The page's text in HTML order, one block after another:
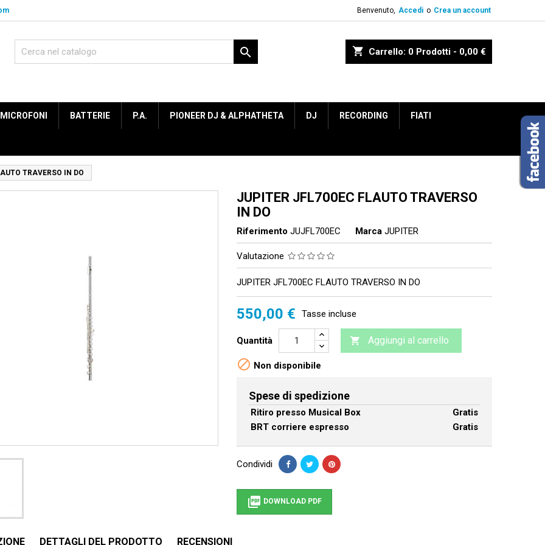
Benvenuto, Accedi o Crea un account
shopping_cart Carrello: 0 Prodotti - 0,00 €

MICROFONI BATTERIE P.A. PIONEER DJ & ALPHATHETA DJ RECORDING FIATI
TRAVERSO IN DO
JUPITER JFL700EC FLAUTO TRAVERSO
IN DO
Riferimento JUJFL700EC Marca JUPITER
Valutazione
JUPITER JFL700EC FLAUTO TRAVERSO IN DO
550,00 € Tasse incluse
Quantità  Aggiungi al carrello
 Non disponibile
Spese di spedizione
Ritiro presso Musical Box
Gratis
BRT corriere espresso
Gratis
Condividi
 DOWNLOAD PDF
DETTAGLI DEL PRODOTTO RECENSIONI